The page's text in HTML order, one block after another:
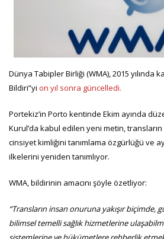
Dünya Tabipler Birliği (WMA), 2015 yılında
Bildiri”yi on yıl sonra güncelledi.
Portekiz’in Porto kentinde Ekim ayında
Kurul’da kabul edilen yeni metin, transların
cinsiyet kimliğini tanımlama özgürlüğü ve
ilkelerini yeniden tanımlıyor.
WMA, bildirinin amacını şöyle özetliyor:
“Transların insan onuruna yakışır biçimde,
bilimsel temelli sağlık hizmetlerine